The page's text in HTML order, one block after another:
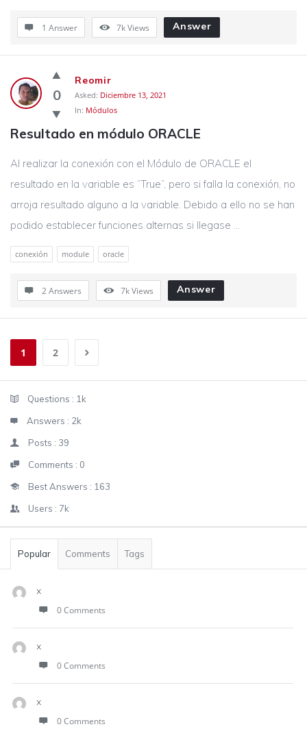
1 Answer 7kViews Answer
0
Reomir
Asked: Diciembre 13, 2021
In: Módulos
Resultado en módulo ORACLE
Al realizar la conexión con el Módulo de ORACLE el
resultado en la variable es “True”, pero si falla la conexión, no
arroja resultado alguno a la variable. Debido a ello no se han
podido establecer funciones alternas si llegase ...
conexión module oracle
2 Answers 7kViews Answer
1 2
StatsQuestions : 1k
Answers : 2k
Posts : 39
Comments : 0
Best Answers : 163
Users : 7k
Popular Comments Tags
x
0 Comments
x
0 Comments
x
0 Comments